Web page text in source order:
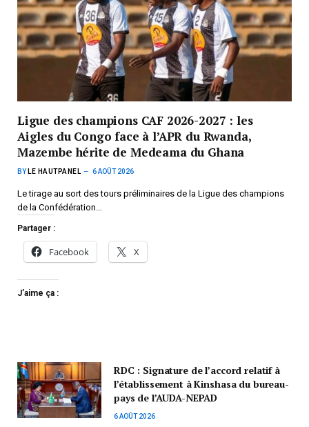
Ligue des champions CAF 2026-2027 : les
Aigles du Congo face à l’APR du Rwanda,
Mazembe hérite de Medeama du Ghana
BY LE HAUTPANEL 6 AOÛT 2026
Le tirage au sort des tours préliminaires de la Ligue des champions
de la Confédération…
Partager :
Facebook X
J’aime ça :
RDC : Signature de l’accord relatif à
l’établissement à Kinshasa du bureau-
pays de l’AUDA-NEPAD
6 AOÛT 2026